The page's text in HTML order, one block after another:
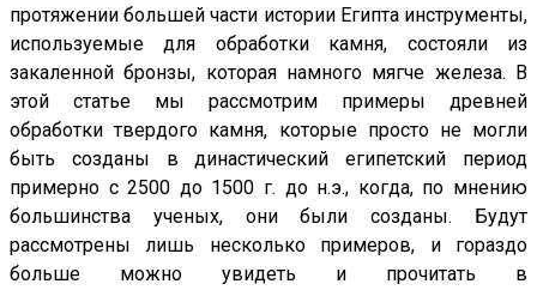
протяжении большей части истории Египта инструменты,
используемые для обработки камня, состояли из
закаленной бронзы, которая намного мягче железа. В
этой статье мы рассмотрим примеры древней
обработки твердого камня, которые просто не могли
быть созданы в династический египетский период
примерно с 2500 до 1500 г. до н.э., когда, по мнению
большинства ученых, они были созданы. Будут
рассмотрены лишь несколько примеров, и гораздо
больше можно увидеть и прочитать в